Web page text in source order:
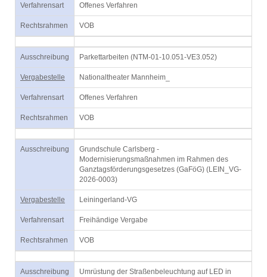
Verfahrensart Offenes Verfahren
Rechtsrahmen VOB
Ausschreibung Parkettarbeiten (NTM-01-10.051-VE3.052)
Vergabestelle Nationaltheater Mannheim_
Verfahrensart Offenes Verfahren
Rechtsrahmen VOB
Ausschreibung
Grundschule Carlsberg -
Modernisierungsmaßnahmen im Rahmen des
Ganztagsförderungsgesetzes (GaFöG) (LEIN_VG-
2026-0003)
Vergabestelle Leiningerland-VG
Verfahrensart Freihändige Vergabe
Rechtsrahmen VOB
Ausschreibung
Umrüstung der Straßenbeleuchtung auf LED in